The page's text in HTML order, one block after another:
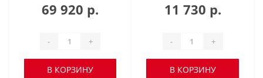
69 920 р.
- +
В КОРЗИНУ
11 730 р.
- +
В КОРЗИНУ